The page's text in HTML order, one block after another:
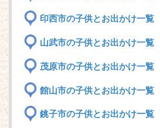
印西市の子供とお出かけ一覧
山武市の子供とお出かけ一覧
茂原市の子供とお出かけ一覧
館山市の子供とお出かけ一覧
銚子市の子供とお出かけ一覧